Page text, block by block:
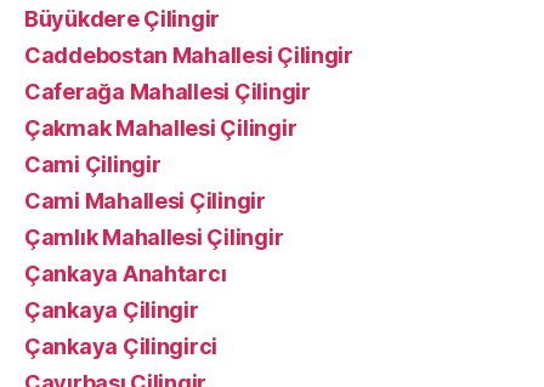
Büyükdere Çilingir
Caddebostan Mahallesi Çilingir
Caferağa Mahallesi Çilingir
Çakmak Mahallesi Çilingir
Cami Çilingir
Cami Mahallesi Çilingir
Çamlık Mahallesi Çilingir
Çankaya Anahtarcı
Çankaya Çilingir
Çankaya Çilingirci